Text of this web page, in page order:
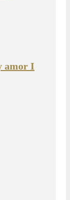
amor I